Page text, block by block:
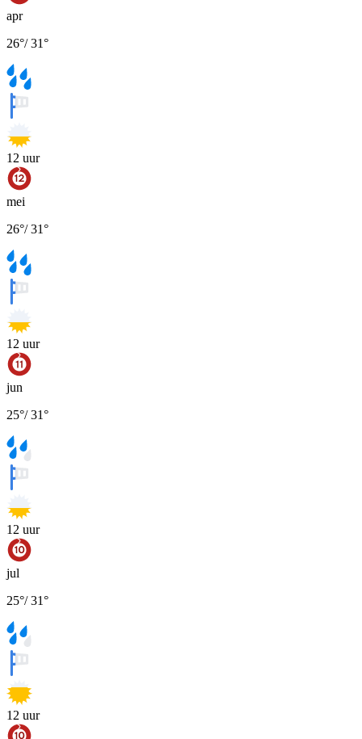
apr
26°/31°
12 uur
mei
26°/31°
12 uur
jun
25°/31°
12 uur
jul
25°/31°
12 uur